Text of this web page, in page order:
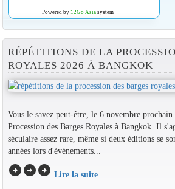
Powered by 12Go Asiasystem
RÉPÉTITIONS DE LA
ROYALES 2026 À BANGKOK
Vous le savez peut-être, le 6 novembre
Procession des Barges Royales à Bangkok. Il
séculaire assez rare, même si deux éditions se
années lors d'événements...
arrow_circle_rightarrow_circle_rightarrow_circle_right Lire la suite